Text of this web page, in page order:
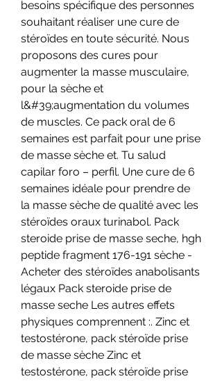
besoins spécifique des personnes
souhaitant réaliser une cure de
stéroïdes en toute sécurité. Nous
proposons des cures pour
augmenter la masse musculaire,
pour la sèche et
l&#39;augmentation du volumes
de muscles. Ce pack oral de 6
semaines est parfait pour une prise
de masse sèche et. Tu salud
capilar foro – perfil. Une cure de 6
semaines idéale pour prendre de
la masse sèche de qualité avec les
stéroïdes oraux turinabol. Pack
steroide prise de masse seche, hgh
peptide fragment 176-191 sèche -
Acheter des stéroïdes anabolisants
légaux Pack steroide prise de
masse seche Les autres effets
physiques comprennent :. Zinc et
testostérone, pack stéroïde prise
de masse sèche Zinc et
testostérone, pack stéroïde prise